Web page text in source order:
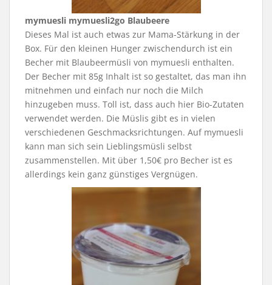
mymuesli mymuesli2go Blaubeere
Dieses Mal ist auch etwas zur Mama-Stärkung in der
Box. Für den kleinen Hunger zwischendurch ist ein
Becher mit Blaubeermüsli von mymuesli enthalten.
Der Becher mit 85g Inhalt ist so gestaltet, das man ihn
mitnehmen und einfach nur noch die Milch
hinzugeben muss. Toll ist, dass auch hier Bio-Zutaten
verwendet werden. Die Müslis gibt es in vielen
verschiedenen Geschmacksrichtungen. Auf mymuesli
kann man sich sein Lieblingsmüsli selbst
zusammenstellen. Mit über 1,50€ pro Becher ist es
allerdings kein ganz günstiges Vergnügen.